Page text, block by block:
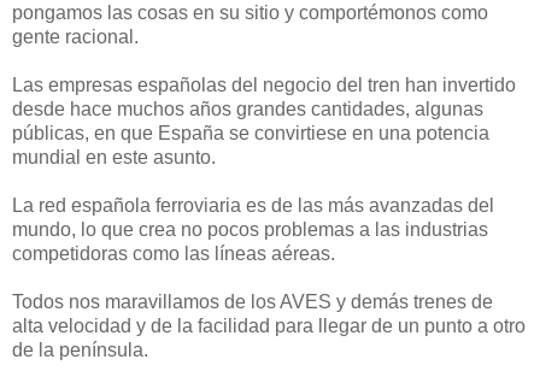
pongamos las cosas en su sitio y comportémonos como
gente racional.
Las empresas españolas del negocio del tren han invertido
desde hace muchos años grandes cantidades, algunas
públicas, en que España se convirtiese en una potencia
mundial en este asunto.
La red española ferroviaria es de las más avanzadas del
mundo, lo que crea no pocos problemas a las industrias
competidoras como las líneas aéreas.
Todos nos maravillamos de los AVES y demás trenes de
alta velocidad y de la facilidad para llegar de un punto a otro
de la península.